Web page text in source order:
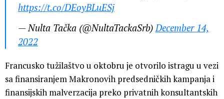
https://t.co/DEoyBLuESj
— Nulta Tačka (@NultaTackaSrb) December 14,
2022
Francusko tužilaštvo u oktobru je otvorilo istragu u vezi
sa finansiranjem Makronovih predsedničkih kampanja i
finansijskih malverzacija preko privatnih konsultantskih